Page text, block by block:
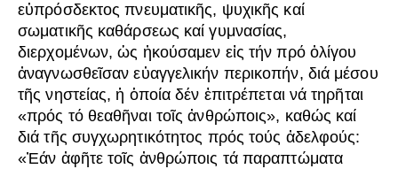
εὐπρόσδεκτος πνευματικῆς, ψυχικῆς καί
σωματικῆς καθάρσεως καί γυμνασίας,
διερχομένων, ὡς ἠκούσαμεν εἰς τήν πρό ὀλίγου
ἀναγνωσθεῖσαν εὐαγγελικήν περικοπήν, διά μέσου
τῆς νηστείας, ἡ ὁποία δέν ἐπιτρέπεται νά τηρῆται
«πρός τό θεαθῆναι τοῖς ἀνθρώποις», καθώς καί
διά τῆς συγχωρητικότητος πρός τούς ἀδελφούς:
«Ἐάν ἀφῆτε τοῖς ἀνθρώποις τά παραπτώματα